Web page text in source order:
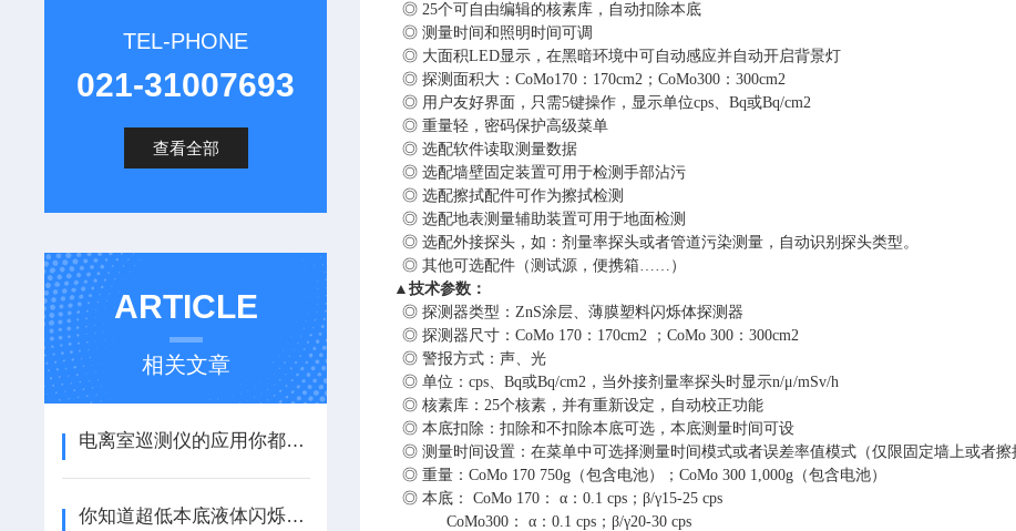
TEL-PHONE
021-31007693
查看全部
ARTICLE
相关文章
电离室巡测仪的应用你都知道吗？
你知道超低本底液体闪烁谱仪都可用于哪些领域吗？
◎ 25个可自由编辑的核素库，自动扣除本底
◎ 测量时间和照明时间可调
◎ 大面积LED显示，在黑暗环境中可自动感应并自动开启背景灯
◎ 探测面积大：CoMo170 ： 170cm2 ；CoMo300 ：300cm2
◎ 用户友好界面，只需5键操作，显示单位cps、Bq或Bq/cm2
◎ 重量轻，密码保护高级菜单
◎ 选配软件读取测量数据
◎ 选配墙壁固定装置可用于检测手部沾污
◎ 选配擦拭配件可作为擦拭检测
◎ 选配地表测量辅助装置可用于地面检测
◎ 选配外接探头，如：剂量率探头或者管道污染测量，自动识别探头类型。
◎ 其他可选配件（测试源，便携箱……）
▲技术参数：
◎ 探测器类型：ZnS涂层、薄膜塑料闪烁体探测器
◎ 探测器尺寸：CoMo 170 ： 170cm2 ；CoMo 300 ：300cm2
◎ 警报方式：声、光
◎ 单位：cps、Bq或Bq/cm2 ，当外接剂量率探头时显示n/μ/mSv/h
◎ 核素库：25个核素，并有重新设定，自动校正功能
◎ 本底扣除：扣除和不扣除本底可选，本底测量时间可设
◎ 测量时间设置：在菜单中可选择测量时间模式或者误差率值模式（仅限固定墙上或者
◎ 重量：CoMo 170 750g （包含电池）；CoMo 300 1,000g （包含电池）
◎ 本底： CoMo 170： α：0.1 cps ；β/γ15-25 cps
CoMo300： α：0.1 cps ；β/γ20-30 cps